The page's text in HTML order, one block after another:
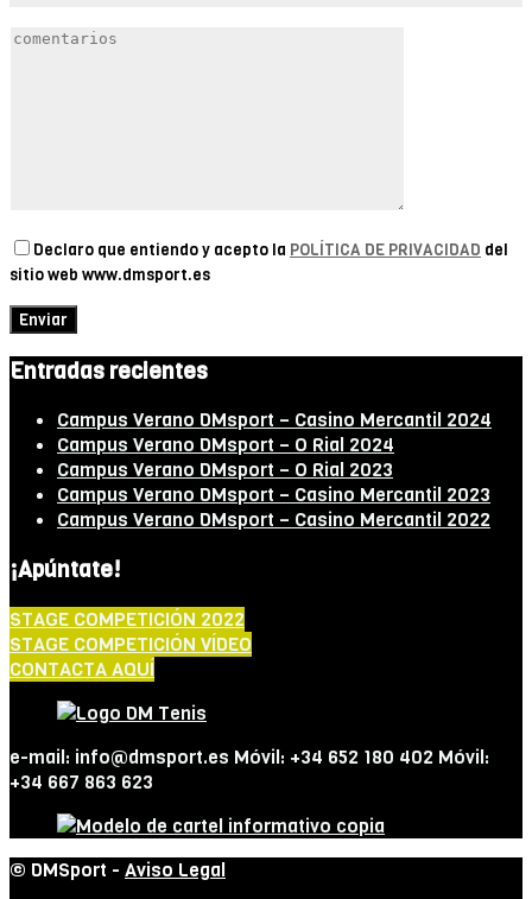
Declaro que entiendo y acepto la POLÍTICA DE PRIVACIDAD del
sitio web www.dmsport.es
Entradas recientes
Campus Verano DMsport – Casino Mercantil 2024
Campus Verano DMsport – O Rial 2024
Campus Verano DMsport – O Rial 2023
Campus Verano DMsport – Casino Mercantil 2023
Campus Verano DMsport – Casino Mercantil 2022
¡Apúntate!
STAGE COMPETICIÓN 2022
STAGE COMPETICIÓN VÍDEO
CONTACTA AQUÍ
e-mail: info@dmsport.es Móvil: +34 652 180 402 Móvil:
+34 667 863 623
© DMSport - Aviso Legal